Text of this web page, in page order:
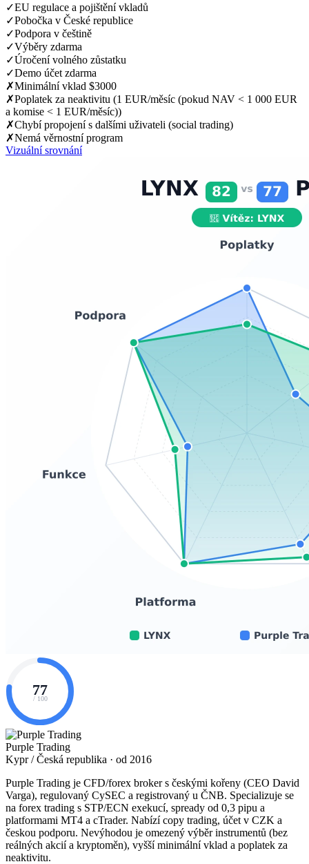
✓EU regulace a pojištění vkladů
✓Pobočka v České republice
✓Podpora v češtině
✓Výběry zdarma
✓Úročení volného zůstatku
✓Demo účet zdarma
✗Minimální vklad $3000
✗Poplatek za neaktivitu (1 EUR/měsíc (pokud NAV < 1 000 EUR
a komise < 1 EUR/měsíc))
✗Chybí propojení s dalšími uživateli (social trading)
✗Nemá věrnostní program
Vizuální srovnání
77
/ 100
Purple Trading
Kypr / Česká republika · od 2016
Purple Trading je CFD/forex broker s českými kořeny (CEO David
Varga), regulovaný CySEC a registrovaný u ČNB. Specializuje se
na forex trading s STP/ECN exekucí, spready od 0,3 pipu a
platformami MT4 a cTrader. Nabízí copy trading, účet v CZK a
českou podporu. Nevýhodou je omezený výběr instrumentů (bez
reálných akcií a kryptoměn), vyšší minimální vklad a poplatek za
neaktivitu.